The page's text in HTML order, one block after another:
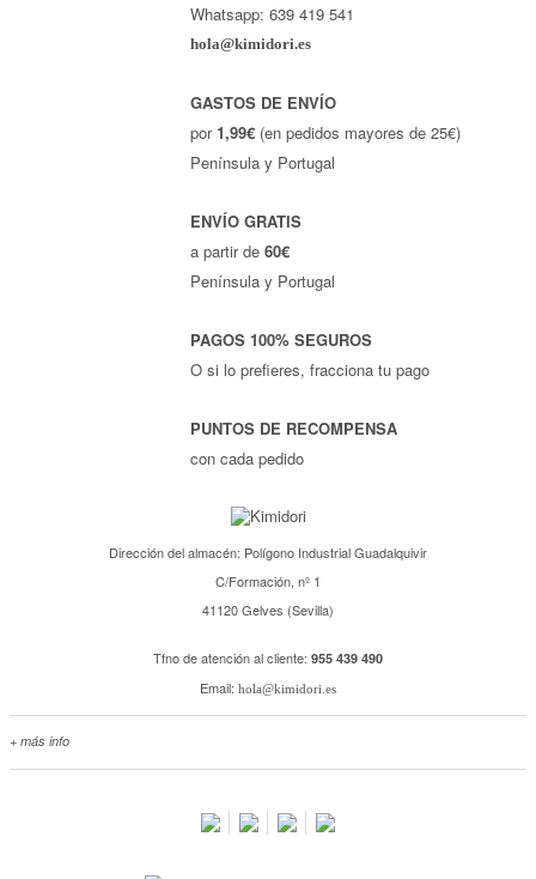
Whatsapp: 639 419 541
hola@kimidori.es
GASTOS DE ENVÍO
por 1,99€ (en pedidos mayores de 25€)
Península y Portugal
ENVÍO GRATIS
a partir de60€
Península y Portugal
PAGOS 100% SEGUROS
O si lo prefieres, fracciona tu pago
PUNTOS DE RECOMPENSA
con cada pedido
Dirección del almacén: Polígono Industrial Guadalquivir
C/Formación, nº 1
41120 Gelves (Sevilla)
Tfno de atención al cliente: 955 439 490
Email: hola@kimidori.es
+ más info